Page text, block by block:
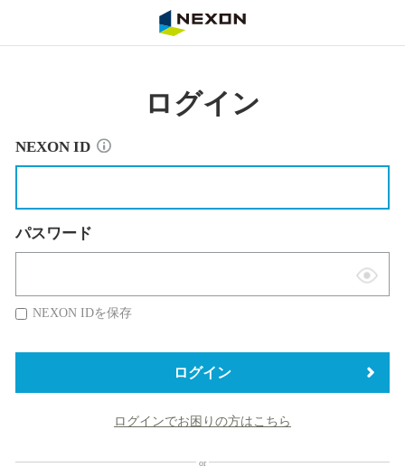
ログイン
NEXON ID
パスワード
表
替
NEXON IDを保存
ログイン
ログインでお困りの方はこちら